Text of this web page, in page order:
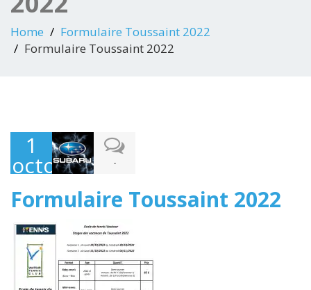
Home
Formulaire Toussaint 2022
Formulaire Toussaint 2022
1
octobre
2022
-
Formulaire Toussaint 2022